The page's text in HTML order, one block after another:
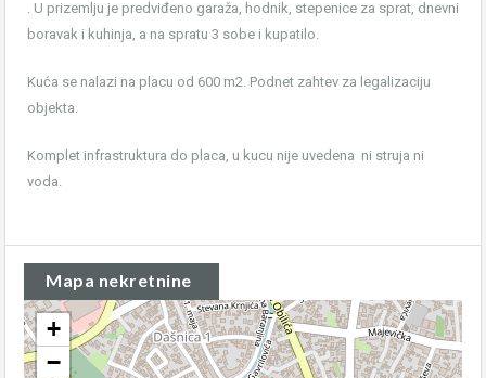
. U prizemlju je predviđeno garaža, hodnik, stepenice za sprat, dnevni
boravak i kuhinja, a na spratu 3 sobe i kupatilo.
Kuća se nalazi na placu od 600 m2. Podnet zahtev za legalizaciju
objekta.
Komplet infrastruktura do placa, u kucu nije uvedena ni struja ni
voda.
Mapa nekretnine
+
−